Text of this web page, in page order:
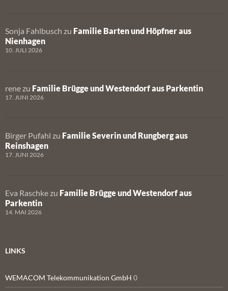
Sonja Fahlbusch zu Familie Barten und Höpfner aus
Nienhagen
10. JULI 2026
rene zu Familie Brügge und Westendorf aus Parkentin
17. JUNI 2026
Birger Pufahl zu Familie Severin und Rungberg aus
Reinshagen
17. JUNI 2026
Eva Raschke zu Familie Brügge und Westendorf aus
Parkentin
14. MAI 2026
LINKS
WEMACOM Telekommunikation GmbH 0